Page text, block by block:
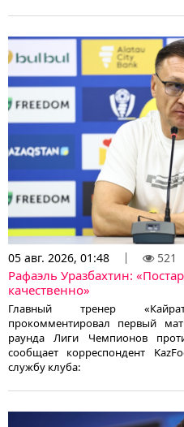
05 авг. 2026, 01:48 521
Рафаэль Уразбахтин:
качественно»
Главный тренер
прокомментировал первый
раунда Лиги Чемпионов
сообщает корреспондент
службу клуба: